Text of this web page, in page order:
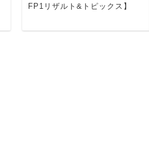
FP1リザルト&トピックス】